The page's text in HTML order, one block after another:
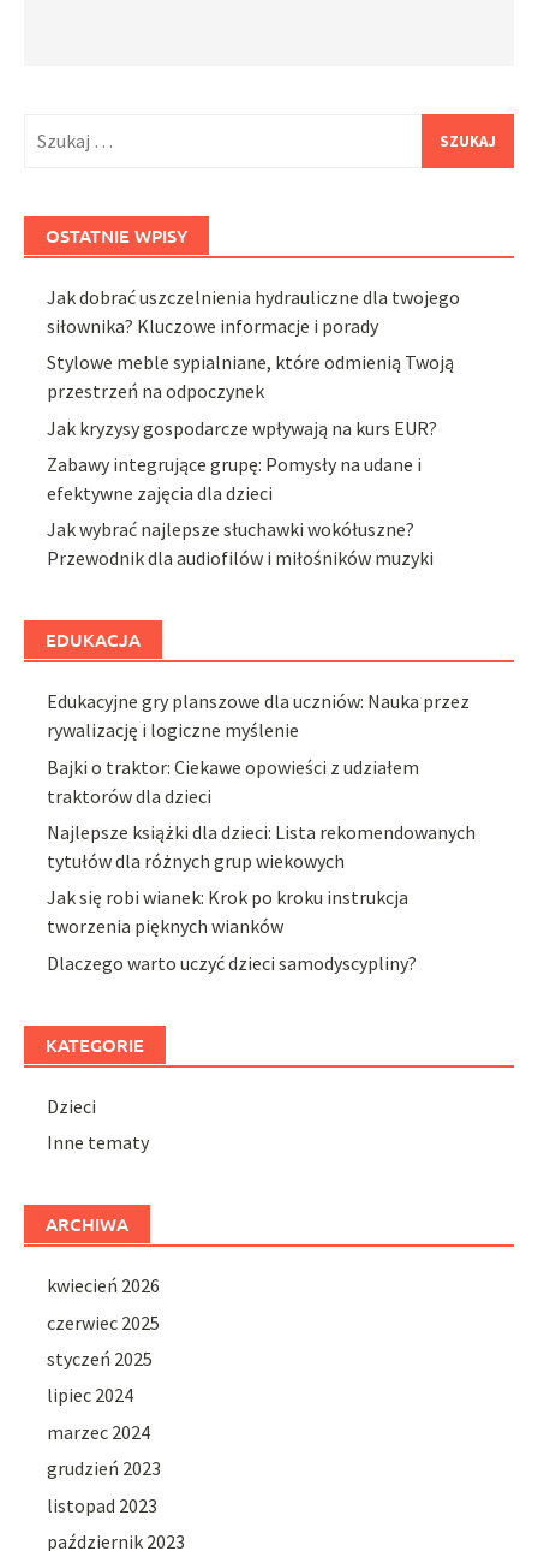
OSTATNIE WPISY
Jak dobrać uszczelnienia hydrauliczne dla twojego
siłownika? Kluczowe informacje i porady
Stylowe meble sypialniane, które odmienią Twoją
przestrzeń na odpoczynek
Jak kryzysy gospodarcze wpływają na kurs EUR?
Zabawy integrujące grupę: Pomysły na udane i
efektywne zajęcia dla dzieci
Jak wybrać najlepsze słuchawki wokółuszne?
Przewodnik dla audiofilów i miłośników muzyki
EDUKACJA
Edukacyjne gry planszowe dla uczniów: Nauka przez
rywalizację i logiczne myślenie
Bajki o traktor: Ciekawe opowieści z udziałem
traktorów dla dzieci
Najlepsze książki dla dzieci: Lista rekomendowanych
tytułów dla różnych grup wiekowych
Jak się robi wianek: Krok po kroku instrukcja
tworzenia pięknych wianków
Dlaczego warto uczyć dzieci samodyscypliny?
KATEGORIE
Dzieci
Inne tematy
ARCHIWA
kwiecień 2026
czerwiec 2025
styczeń 2025
lipiec 2024
marzec 2024
grudzień 2023
listopad 2023
październik 2023